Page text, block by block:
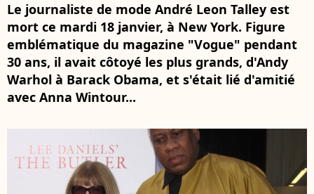
Le journaliste de mode André Leon Talley est
mort ce mardi 18 janvier, à New York. Figure
emblématique du magazine "Vogue" pendant
30 ans, il avait côtoyé les plus grands, d'Andy
Warhol à Barack Obama, et s'était lié d'amitié
avec Anna Wintour...